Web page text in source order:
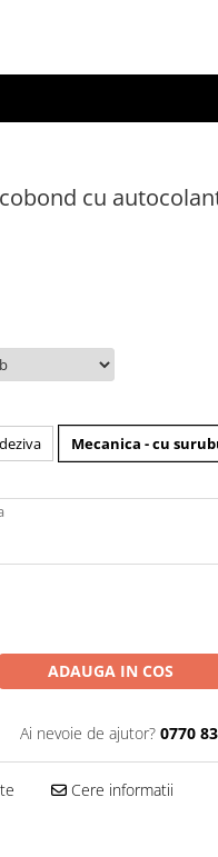
cu
Mecanica - cu
ADAUGA IN COS
Ai nevoie de ajutor? 0770
Cere informatii